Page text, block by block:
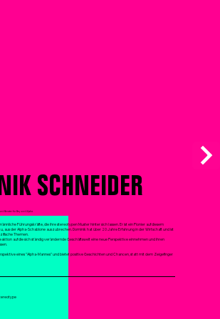
SCHNEIDER
Berater für Beyond Alpha
Führungskräfte, die ihre stereotypen Muster hinter sich lassen. Er ist ein Pionier auf diesem
aus der Alpha-Schablone auszubrechen. Dominik hat über 20 Jahre Erfahrung in der Wirtschaft und ist
Themen.
auf die sich ständig verändernde Geschäftswelt eine neue Perspektive einnehmen und ihren
eines "Alpha-Mannes" und bietet positive Geschichten und Chancen, statt mit dem Zeigefinger